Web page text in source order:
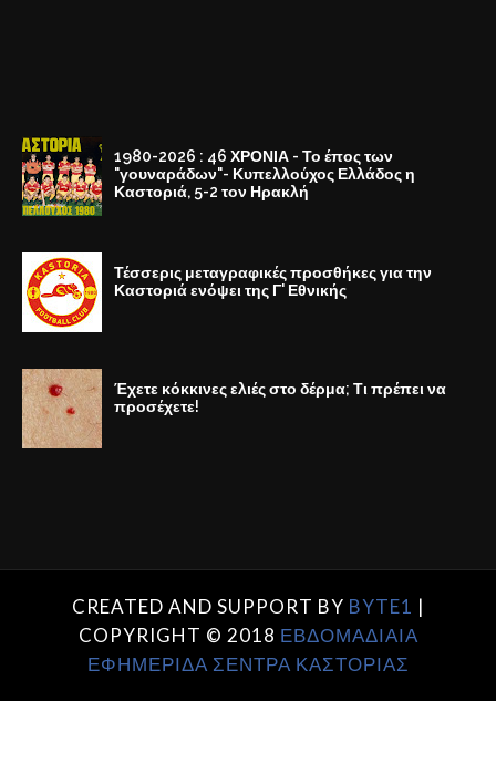
1980-2026 : 46 ΧΡΟΝΙΑ - Το έπος των
"γουναράδων"- Κυπελλούχος Ελλάδος η
Καστοριά, 5-2 τον Ηρακλή
Τέσσερις μεταγραφικές προσθήκες για την
Καστοριά ενόψει της Γ' Εθνικής
Έχετε κόκκινες ελιές στο δέρμα; Τι πρέπει να
προσέχετε!
CREATED AND SUPPORT BY BYTE1 |
COPYRIGHT © 2018 ΕΒΔΟΜΑΔΙΑΙΑ
ΕΦΗΜΕΡΙΔΑ ΣΕΝΤΡΑ ΚΑΣΤΟΡΙΑΣ